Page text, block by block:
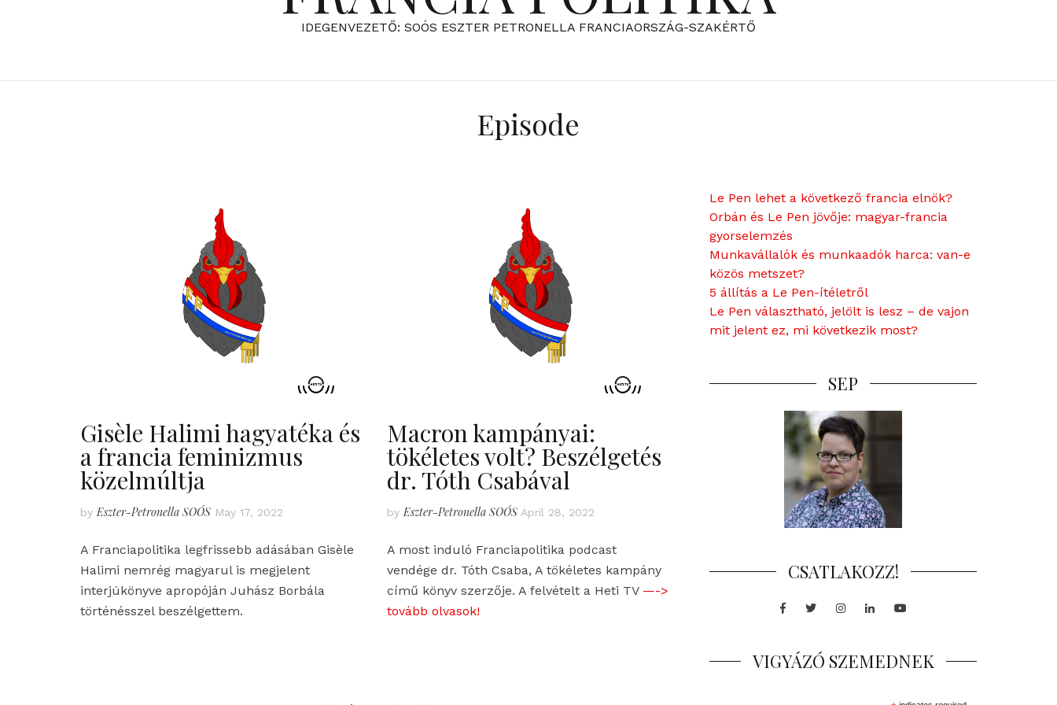
IDEGENVEZETŐ: SOÓS ESZTER PETRONELLA FRANCIAORSZÁG-SZAKÉRTŐ
Episode
Gisèle Halimi hagyatéka és
a francia feminizmus
közelmúltja
by Eszter-Petronella SOÓS May 17, 2022
A Franciapolitika legfrissebb adásában Gisèle
Halimi nemrég magyarul is megjelent
interjúkönyve apropóján Juhász Borbála
történésszel beszélgettem.
Macron kampányai:
tökéletes volt? Beszélgetés
dr. Tóth Csabával
by Eszter-Petronella SOÓS April 28, 2022
A most induló Franciapolitika podcast
vendége dr. Tóth Csaba, A tökéletes kampány
című könyv szerzője. A felvételt a Heti TV —->
tovább olvasok!
Le Pen lehet a következő francia elnök?
Orbán és Le Pen jövője: magyar-francia
gyorselemzés
Munkavállalók és munkaadók harca: van-e
közös metszet?
5 állítás a Le Pen-ítéletről
Le Pen választható, jelölt is lesz – de vajon
mit jelent ez, mi következik most?
SEP
CSATLAKOZZ!
Facebook
TwitterInstagram
LinkedInYoutube
VIGYÁZÓ SZEMEDNEK